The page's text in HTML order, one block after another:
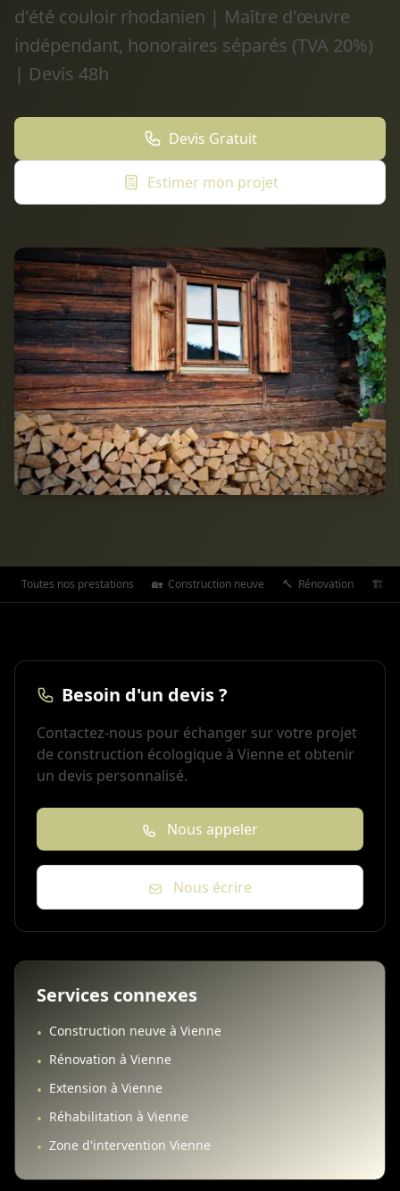
d'été couloir rhodanien | Maître d'œuvre
indépendant, honoraires séparés (TVA 20%)
| Devis 48h
Devis Gratuit
Estimer mon projet
Toutes nos prestations 🏡 Construction neuve 🔨 Rénovation 🏗️
Besoin d'un devis ?
Contactez-nous pour échanger sur votre projet
de construction écologique à Vienne et obtenir
un devis personnalisé.
Nous appeler
Nous écrire
Services connexes
• Construction neuve à Vienne
• Rénovation à Vienne
• Extension à Vienne
• Réhabilitation à Vienne
• Zone d'intervention Vienne